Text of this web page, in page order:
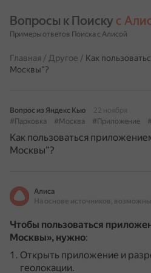
Вопросы к Поиску с
Примеры ответов Поиска с Алисой
Главная / Другое / Как
Москвы”?
Вопрос из Яндекс Кью
22 ноября
#Парковка
#Москва #Приложение
Как пользоваться
Москвы”?
Алиса
Чтобы пользоваться
Москвы», нужно:
Открыть приложение и
геолокации.